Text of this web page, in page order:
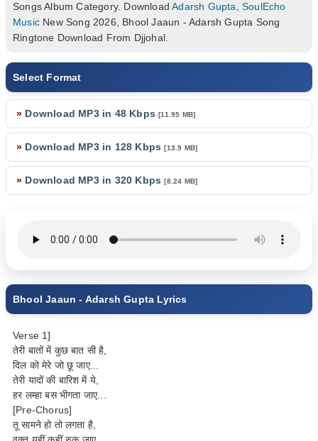
Songs Album Category. DownloadAdarsh Gupta ,SoulEcho
Music New Song 2026, Bhool Jaaun - Adarsh Gupta Song
Ringtone Download From Djjohal.
Select Format
» Download MP3 in 48 Kbps[11.95 MB]
» Download MP3 in 128 Kbps[13.9 MB]
» Download MP3 in 320 Kbps[8.24 MB]
Bhool Jaaun - Adarsh Gupta Lyrics
Verse 1]
तेरी बातों में कुछ बात सी है,
दिल को मेरे जो छू जाए...
तेरी यादों की बारिश में ये,
हर लम्हा बस भीगता जाए...
[Pre-Chorus]
तू सामने हो तो लगता है,